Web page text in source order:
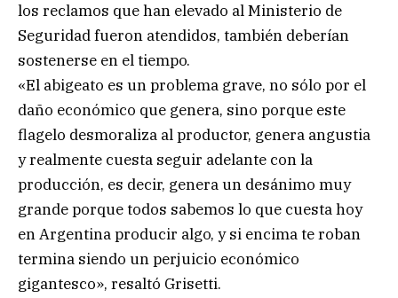
los reclamos que han elevado al Ministerio de
Seguridad fueron atendidos, también deberían
sostenerse en el tiempo.
«El abigeato es un problema grave, no sólo por el
daño económico que genera, sino porque este
flagelo desmoraliza al productor, genera angustia
y realmente cuesta seguir adelante con la
producción, es decir, genera un desánimo muy
grande porque todos sabemos lo que cuesta hoy
en Argentina producir algo, y si encima te roban
termina siendo un perjuicio económico
gigantesco», resaltó Grisetti.